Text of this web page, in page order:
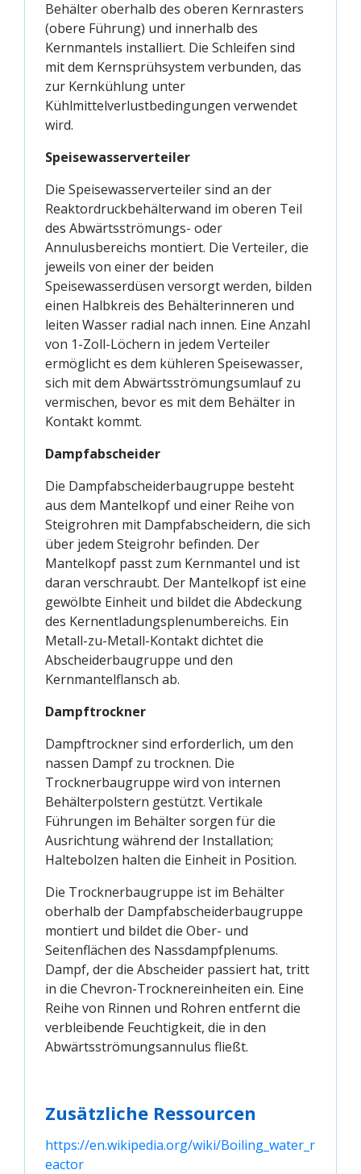
Behälter oberhalb des oberen Kernrasters
(obere Führung) und innerhalb des
Kernmantels installiert. Die Schleifen sind
mit dem Kernsprühsystem verbunden, das
zur Kernkühlung unter
Kühlmittelverlustbedingungen verwendet
wird.
Speisewasserverteiler
Die Speisewasserverteiler sind an der
Reaktordruckbehälterwand im oberen Teil
des Abwärtsströmungs- oder
Annulusbereichs montiert. Die Verteiler, die
jeweils von einer der beiden
Speisewasserdüsen versorgt werden, bilden
einen Halbkreis des Behälterinneren und
leiten Wasser radial nach innen. Eine Anzahl
von 1-Zoll-Löchern in jedem Verteiler
ermöglicht es dem kühleren Speisewasser,
sich mit dem Abwärtsströmungsumlauf zu
vermischen, bevor es mit dem Behälter in
Kontakt kommt.
Dampfabscheider
Die Dampfabscheiderbaugruppe besteht
aus dem Mantelkopf und einer Reihe von
Steigrohren mit Dampfabscheidern, die sich
über jedem Steigrohr befinden. Der
Mantelkopf passt zum Kernmantel und ist
daran verschraubt. Der Mantelkopf ist eine
gewölbte Einheit und bildet die Abdeckung
des Kernentladungsplenumbereichs. Ein
Metall-zu-Metall-Kontakt dichtet die
Abscheiderbaugruppe und den
Kernmantelflansch ab.
Dampftrockner
Dampftrockner sind erforderlich, um den
nassen Dampf zu trocknen. Die
Trocknerbaugruppe wird von internen
Behälterpolstern gestützt. Vertikale
Führungen im Behälter sorgen für die
Ausrichtung während der Installation;
Haltebolzen halten die Einheit in Position.
Die Trocknerbaugruppe ist im Behälter
oberhalb der Dampfabscheiderbaugruppe
montiert und bildet die Ober- und
Seitenflächen des Nassdampfplenums.
Dampf, der die Abscheider passiert hat, tritt
in die Chevron-Trocknereinheiten ein. Eine
Reihe von Rinnen und Rohren entfernt die
verbleibende Feuchtigkeit, die in den
Abwärtsströmungsannulus fließt.
Zusätzliche Ressourcen
https://en.wikipedia.org/wiki/Boiling_water_r
eactor